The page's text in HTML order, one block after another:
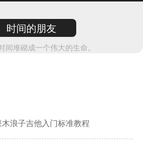
时间的朋友
间堆砌成一个伟大的生命。
木浪子吉他入门标准教程